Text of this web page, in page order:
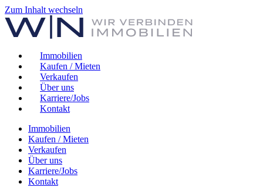
Zum Inhalt wechseln
Immobilien
Kaufen / Mieten
Verkaufen
Über uns
Karriere/Jobs
Kontakt
Immobilien
Kaufen / Mieten
Verkaufen
Über uns
Karriere/Jobs
Kontakt